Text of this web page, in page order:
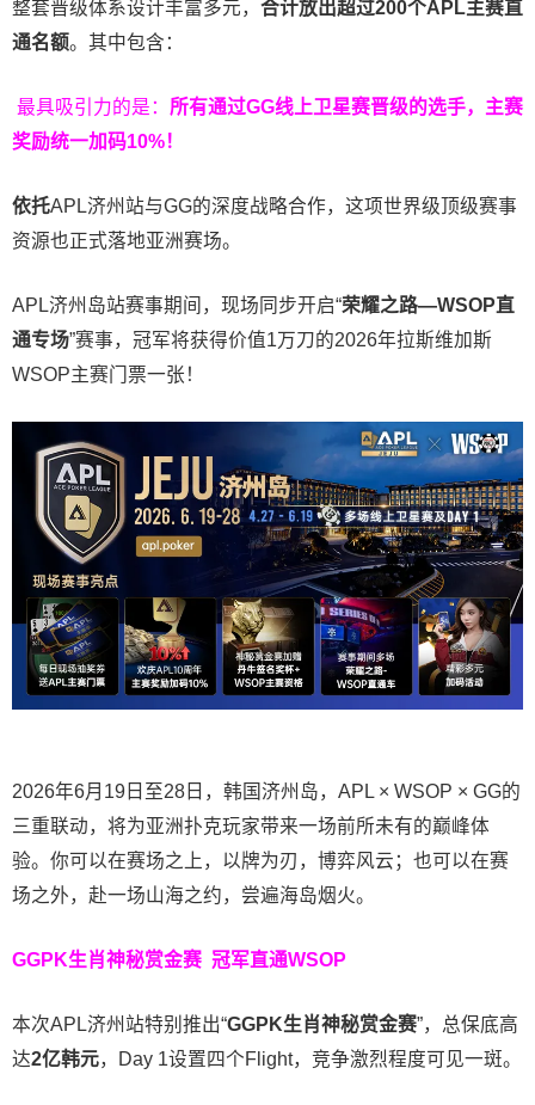
整套晋级体系设计丰富多元， 合计放出超过200个APL主赛直
通名额。其中包含：
最具吸引力的是： 所有通过GG线上卫星赛晋级的选手，主赛
奖励统一加码10%！
依托APL济州站与GG的深度战略合作，这项世界级顶级赛事
资源也正式落地亚洲赛场。
APL济州岛站赛事期间，现场同步开启“荣耀之路—WSOP直
通专场”赛事，冠军将获得价值1万刀的2026年拉斯维加斯
WSOP主赛门票一张！
2026年6月19日至28日，韩国济州岛，APL × WSOP × GG的
三重联动，将为亚洲扑克玩家带来一场前所未有的巅峰体
验。 你可以在赛场之上，以牌为刃，博弈风云；也可以在赛
场之外，赴一场山海之约，尝遍海岛烟火。
GGPK生肖神秘赏金赛 冠军直通WSOP
本次APL济州站特别推出“GGPK生肖神秘赏金赛”，总保底高
达2亿韩元，Day 1设置四个Flight，竞争激烈程度可见一斑。